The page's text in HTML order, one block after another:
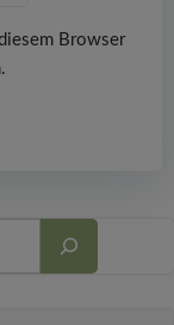
Browser